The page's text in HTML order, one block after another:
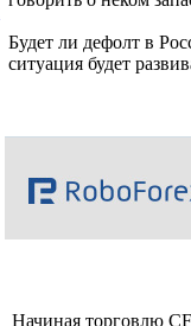
Будет ли дефолт в
ситуация будет
Начиная торговлю